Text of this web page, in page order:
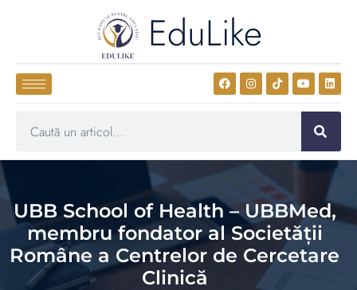
EduLike
UBB School of Health – UBBMed,
membru fondator al Societății
Române a Centrelor de Cercetare
Clinică